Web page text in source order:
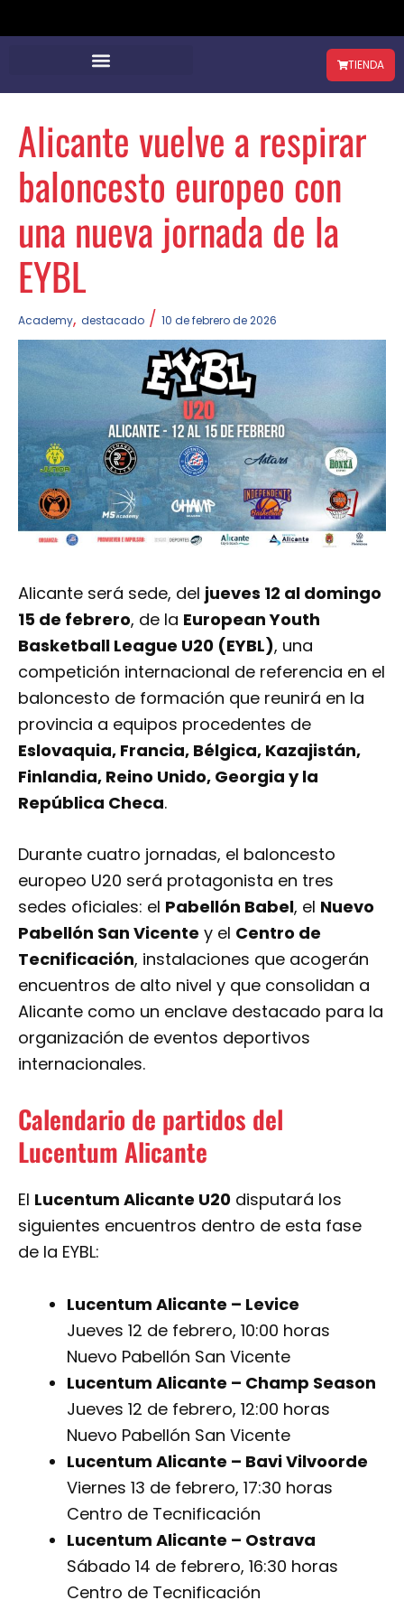
TIENDA
Alicante vuelve a respirar
baloncesto europeo con
una nueva jornada de la
EYBL
Academy, destacado / 10 de febrero de 2026
Alicante será sede, del jueves 12 al domingo
15 de febrero, de la European Youth
Basketball League U20 (EYBL), una
competición internacional de referencia en el
baloncesto de formación que reunirá en la
provincia a equipos procedentes de
Eslovaquia, Francia, Bélgica, Kazajistán,
Finlandia, Reino Unido, Georgia y la
República Checa.
Durante cuatro jornadas, el baloncesto
europeo U20 será protagonista en tres
sedes oficiales: el Pabellón Babel, el Nuevo
Pabellón San Vicente y el Centro de
Tecnificación, instalaciones que acogerán
encuentros de alto nivel y que consolidan a
Alicante como un enclave destacado para la
organización de eventos deportivos
internacionales.
Calendario de partidos del
Lucentum Alicante
El Lucentum Alicante U20 disputará los
siguientes encuentros dentro de esta fase
de la EYBL:
Lucentum Alicante – Levice
Jueves 12 de febrero, 10:00 horas
Nuevo Pabellón San Vicente
Lucentum Alicante – Champ Season
Jueves 12 de febrero, 12:00 horas
Nuevo Pabellón San Vicente
Lucentum Alicante – Bavi Vilvoorde
Viernes 13 de febrero, 17:30 horas
Centro de Tecnificación
Lucentum Alicante – Ostrava
Sábado 14 de febrero, 16:30 horas
Centro de Tecnificación